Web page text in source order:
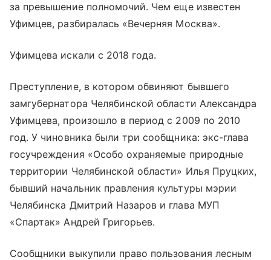
за превышение полномочий. Чем еще известен
Уфимцев, разбиралась «Вечерняя Москва».
Уфимцева искали с 2018 года.
Преступление, в котором обвиняют бывшего
замгубернатора Челябинской области Александра
Уфимцева, произошло в период с 2009 по 2010
год. У чиновника были три сообщника: экс-глава
госучреждения «Особо охраняемые природные
территории Челябинской области» Илья Пруцких,
бывший начальник правления культуры мэрии
Челябинска Дмитрий Назаров и глава МУП
«Спартак» Андрей Григорьев.
Сообщники выкупили право пользования лесным